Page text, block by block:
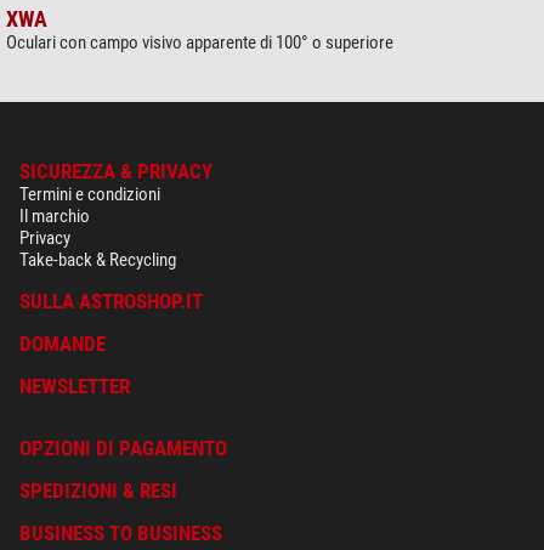
XWA
Oculari con campo visivo apparente di 100° o superiore
SICUREZZA & PRIVACY
Termini e condizioni
Il marchio
Privacy
Take-back & Recycling
SULLA ASTROSHOP.IT
DOMANDE
NEWSLETTER
OPZIONI DI PAGAMENTO
SPEDIZIONI & RESI
BUSINESS TO BUSINESS